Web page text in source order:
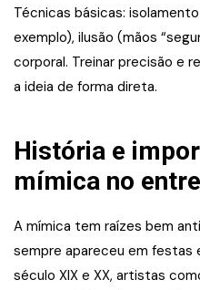
Técnicas básicas:
exemplo), ilusão (mãos
corporal. Treinar precisão e
a ideia de forma direta.
História e
mímica no
A mímica tem raízes bem
sempre apareceu em festas
século XIX e XX, artistas